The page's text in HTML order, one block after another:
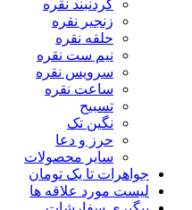
گردنبند نقره
زنجیر نقره
حلقه نقره
نیم ست نقره
سرویس نقره
ساعت نقره
تسبیح
نگین تک
حرز و دعا
سایر محصولات
جواهرات تا یک تومان
لیست مورد علاقه ها